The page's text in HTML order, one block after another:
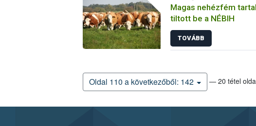
Magas nehézfém
tiltott be a NÉBIH
TOVÁBB
Oldal 110 a következőből: 142 — 20 tétel